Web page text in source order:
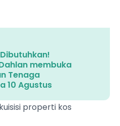
membuka
Tenaga
10 Agustus
properti kos